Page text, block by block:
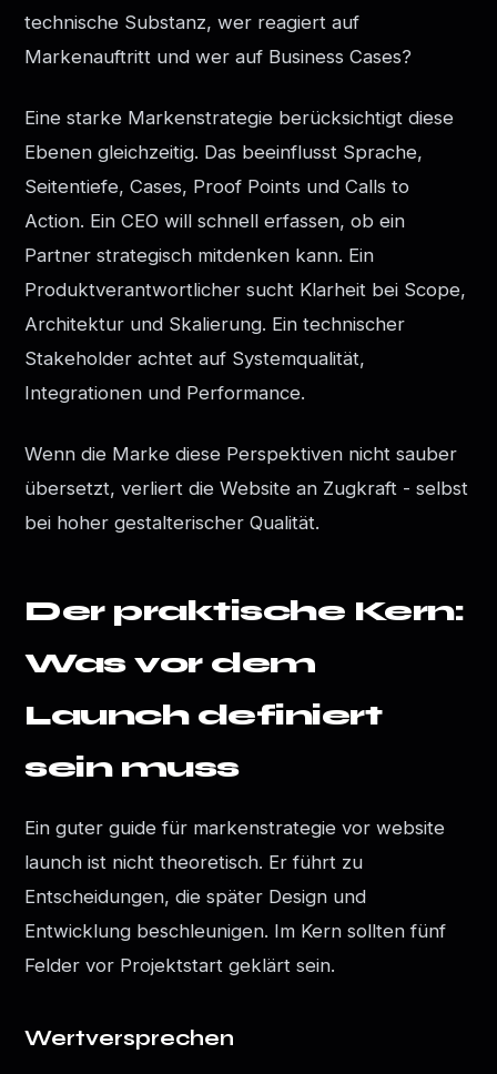
technische Substanz, wer reagiert auf
Markenauftritt und wer auf Business Cases?
Eine starke Markenstrategie berücksichtigt diese
Ebenen gleichzeitig. Das beeinflusst Sprache,
Seitentiefe, Cases, Proof Points und Calls to
Action. Ein CEO will schnell erfassen, ob ein
Partner strategisch mitdenken kann. Ein
Produktverantwortlicher sucht Klarheit bei Scope,
Architektur und Skalierung. Ein technischer
Stakeholder achtet auf Systemqualität,
Integrationen und Performance.
Wenn die Marke diese Perspektiven nicht sauber
übersetzt, verliert die Website an Zugkraft - selbst
bei hoher gestalterischer Qualität.
Der praktische Kern:
Was vor dem
Launch definiert
sein muss
Ein guter guide für markenstrategie vor website
launch ist nicht theoretisch. Er führt zu
Entscheidungen, die später Design und
Entwicklung beschleunigen. Im Kern sollten fünf
Felder vor Projektstart geklärt sein.
Wertversprechen